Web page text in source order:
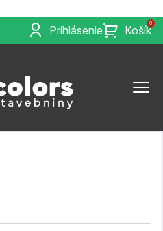
Prihlásenie
0
Košík